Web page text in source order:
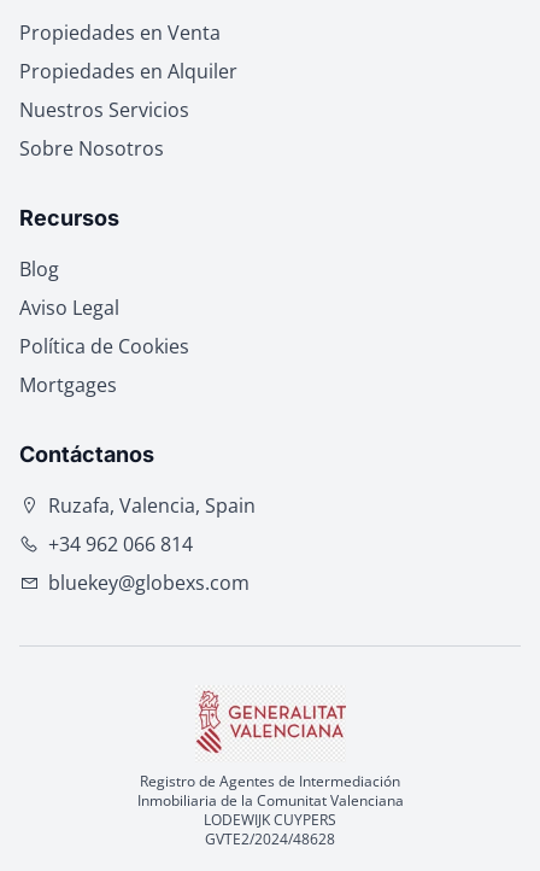
Propiedades en Venta
Propiedades en Alquiler
Nuestros Servicios
Sobre Nosotros
Recursos
Blog
Aviso Legal
Política de Cookies
Mortgages
Contáctanos
Ruzafa, Valencia, Spain
+34 962 066 814
bluekey@globexs.com
Registro de Agentes de Intermediación
Inmobiliaria de la Comunitat Valenciana
LODEWIJK CUYPERS
GVTE2/2024/48628